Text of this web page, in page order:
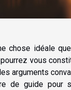
chose idéale
vous
arguments
de guide pour